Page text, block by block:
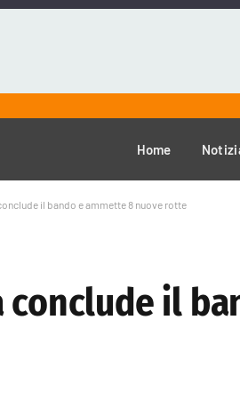
Home
il bando e ammette 8 nuove rotte
conclude il